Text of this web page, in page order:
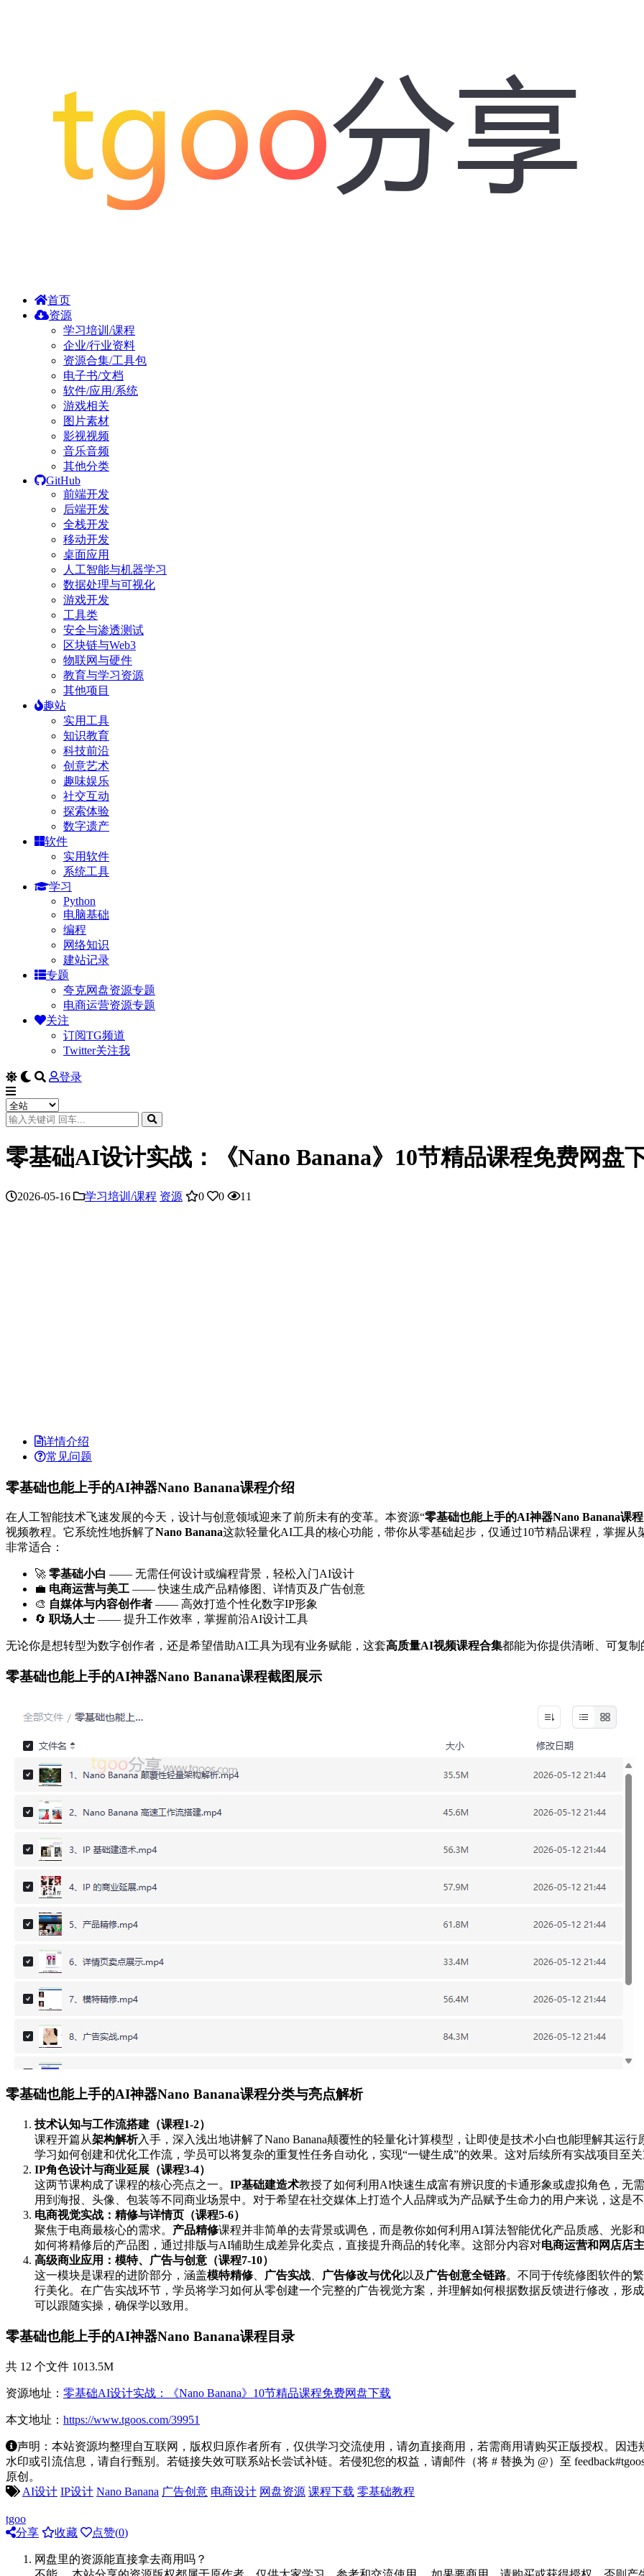
首页
资源
学习培训/课程
企业/行业资料
资源合集/工具包
电子书/文档
软件/应用/系统
游戏相关
图片素材
影视视频
音乐音频
其他分类
GitHub
前端开发
后端开发
全栈开发
移动开发
桌面应用
人工智能与机器学习
数据处理与可视化
游戏开发
工具类
安全与渗透测试
区块链与Web3
物联网与硬件
教育与学习资源
其他项目
趣站
实用工具
知识教育
科技前沿
创意艺术
趣味娱乐
社交互动
探索体验
数字遗产
软件
实用软件
系统工具
学习
Python
电脑基础
编程
网络知识
建站记录
专题
夸克网盘资源专题
电商运营资源专题
关注
订阅TG频道
Twitter关注我
登录
零基础AI设计实战：《Nano Banana》10节精品课程免费网盘
2026-05-16 学习培训/课程 资源 0 0 11
详情介绍
常见问题
零基础也能上手的AI神器Nano Banana课程介绍
在人工智能技术飞速发展的今天，设计与创意领域迎来了前所未有的变革。本资源“零基础也能上手的AI神器Nano Banana课程
视频教程。它系统性地拆解了Nano Banana这款轻量化AI工具的核心功能，带你从零基础起步，仅通过10节精品课程，掌握
非常适合：
🚀 零基础小白 —— 无需任何设计或编程背景，轻松入门AI设计
💼 电商运营与美工 —— 快速生成产品精修图、详情页及广告创意
🎨 自媒体与内容创作者 —— 高效打造个性化数字IP形象
🔄 职场人士 —— 提升工作效率，掌握前沿AI设计工具
无论你是想转型为数字创作者，还是希望借助AI工具为现有业务赋能，这套高质量AI视频课程合集都能为你提供清晰、可复制
零基础也能上手的AI神器Nano Banana课程截图展示
零基础也能上手的AI神器Nano Banana课程分类与亮点解析
技术认知与工作流搭建（课程1-2）
课程开篇从架构解析入手，深入浅出地讲解了Nano Banana颠覆性的轻量化计算模型，让即使是技术小白也能理解其运行
学习如何创建和优化工作流，学员可以将复杂的重复性任务自动化，实现“一键生成”的效果。这对后续所有实战项目至
IP角色设计与商业延展（课程3-4）
这两节课构成了课程的核心亮点之一。 IP基础建造术教授了如何利用AI快速生成富有辨识度的卡通形象或虚拟角色，无
用到海报、头像、包装等不同商业场景中。对于希望在社交媒体上打造个人品牌或为产品赋予生命力的用户来说，这是
电商视觉实战：精修与详情页（课程5-6）
聚焦于电商最核心的需求。 产品精修课程并非简单的去背景或调色，而是教你如何利用AI算法智能优化产品质感、光影
如何将精修后的产品图，通过排版与AI辅助生成差异化卖点，直接提升商品的转化率。这部分内容对电商运营和网店店主
高级商业应用：模特、广告与创意（课程7-10）
这一模块是课程的进阶部分，涵盖模特精修 广告实战 广告修改与优化以及 广告创意全链路。不同于传统修图软件的
行美化。在广告实战环节，学员将学习如何从零创建一个完整的广告视觉方案，并理解如何根据数据反馈进行修改，形
可以跟随实操，确保学以致用。
零基础也能上手的AI神器Nano Banana课程目录
共 12 个文件 1013.5M
资源地址： 零基础AI设计实战：《Nano Banana》10节精品课程免费网盘下载
本文地址： https://www.tgoos.com/39951
声明：本站资源均整理自互联网，版权归原作者所有，仅供学习交流使用，请勿直接商用，若需商用请购买正版授权。因
水印或引流信息，请自行甄别。若链接失效可联系站长尝试补链。若侵犯您的权益，请邮件（将 # 替换为 @）至
原创。
AI设计 IP设计 Nano Banana 广告创意 电商设计 网盘资源 课程下载 零基础教程
tgoo
分享
收藏 点赞(0)
网盘里的资源能直接拿去商用吗？